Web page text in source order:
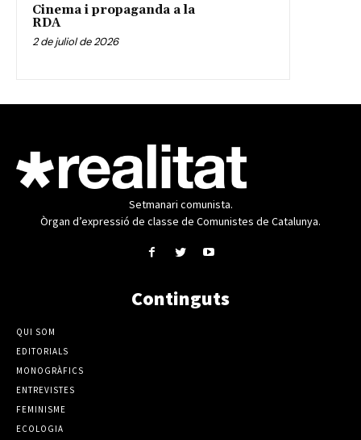
Cinema i propaganda a la
RDA
2 de juliol de 2026
Setmanari comunista.
Òrgan d’expressió de classe de Comunistes de Catalunya.
Continguts
QUI SOM
EDITORIALS
MONOGRÀFICS
ENTREVISTES
FEMINISME
ECOLOGIA